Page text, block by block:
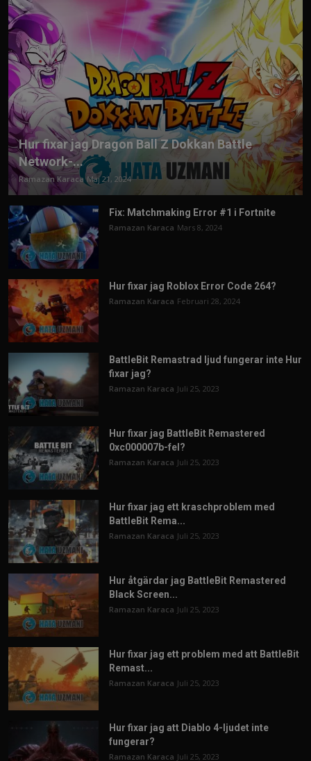
Hur fixar jag Dragon Ball Z Dokkan Battle
Network-...
Ramazan Karaca Maj 21, 2024
Fix: Matchmaking Error #1 i Fortnite
Ramazan Karaca Mars 8, 2024
Hur fixar jag Roblox Error Code 264?
Ramazan Karaca Februari 28, 2024
BattleBit Remastrad ljud fungerar inte Hur
fixar jag?
Ramazan Karaca Juli 25, 2023
Hur fixar jag BattleBit Remastered
0xc000007b-fel?
Ramazan Karaca Juli 25, 2023
Hur fixar jag ett kraschproblem med
BattleBit Rema...
Ramazan Karaca Juli 25, 2023
Hur åtgärdar jag BattleBit Remastered
Black Screen...
Ramazan Karaca Juli 25, 2023
Hur fixar jag ett problem med att BattleBit
Remast...
Ramazan Karaca Juli 25, 2023
Hur fixar jag att Diablo 4-ljudet inte
fungerar?
Ramazan Karaca Juli 25, 2023